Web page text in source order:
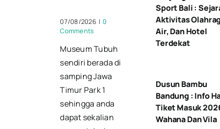
07/08/2026 | 0
Comments
Museum Tubuh
sendiri berada di
samping Jawa
Timur Park 1
sehingga anda
dapat sekalian
Sport Bali :
Aktivitas
Air, Dan Hotel
Terdekat
Dusun Bambu
Bandung : Info
Tiket Masuk
Wahana Dan Vila